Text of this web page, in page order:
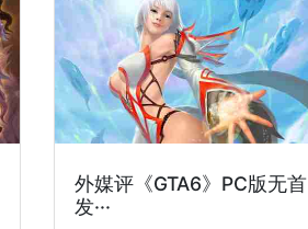
外媒评《GTA6》PC版无首
发···